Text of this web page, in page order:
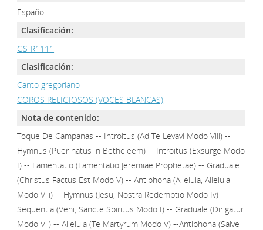
Español
Clasificación:
GS-R1111
Clasificación:
Canto gregoriano
COROS RELIGIOSOS (VOCES BLANCAS)
Nota de contenido:
Toque De Campanas -- Introitus (Ad Te Levavi Modo Viii) --
Hymnus (Puer natus in Betheleem) -- Introitus (Exsurge Modo
I) -- Lamentatio (Lamentatio Jeremiae Prophetae) -- Graduale
(Christus Factus Est Modo V) -- Antiphona (Alleluia, Alleluia
Modo Viii) -- Hymnus (Jesu, Nostra Redemptio Modo Iv) --
Sequentia (Veni, Sancte Spiritus Modo I) -- Graduale (Dirigatur
Modo Vii) -- Alleluia (Te Martyrum Modo V) --Antiphona (Salve